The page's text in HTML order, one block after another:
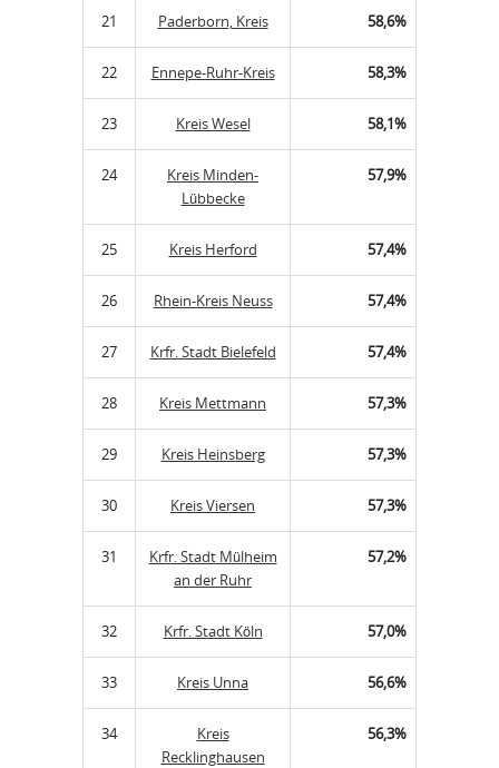
21 Paderborn, Kreis 58,6%
22 Ennepe-Ruhr-Kreis 58,3%
23 Kreis Wesel 58,1%
24
Kreis Minden-
Lübbecke
57,9%
25 Kreis Herford 57,4%
26 Rhein-Kreis Neuss 57,4%
27 Krfr. Stadt Bielefeld 57,4%
28 Kreis Mettmann 57,3%
29 Kreis Heinsberg 57,3%
30 Kreis Viersen 57,3%
31
Krfr. Stadt Mülheim
an der Ruhr
57,2%
32 Krfr. Stadt Köln 57,0%
33 Kreis Unna 56,6%
34
Kreis
Recklinghausen
56,3%